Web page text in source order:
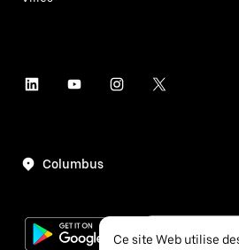
Columbus
Ce site Web utilise